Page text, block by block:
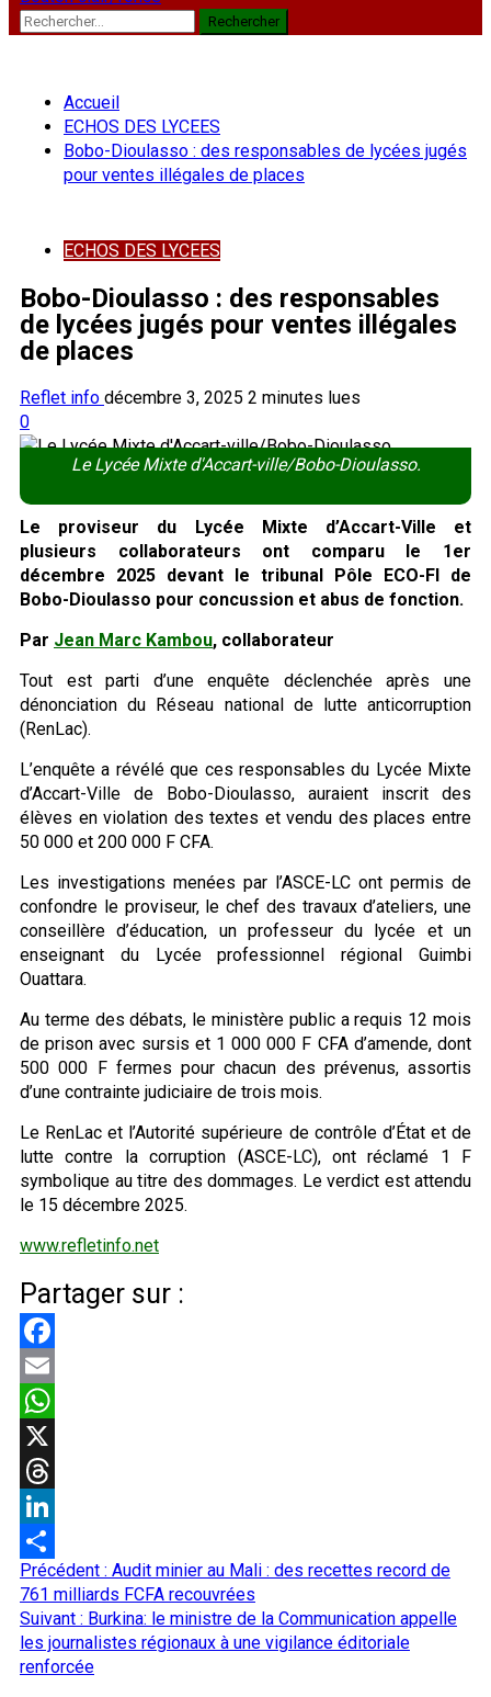
Rechercher :
Accueil
ECHOS DES LYCEES
Bobo-Dioulasso : des responsables de lycées jugés
pour ventes illégales de places
ECHOS DES LYCEES
Bobo-Dioulasso : des responsables
de lycées jugés pour ventes illégales
de places
Reflet info décembre 3, 2025 2 minutes lues
0
Le Lycée Mixte d'Accart-ville/Bobo-Dioulasso.
Le proviseur du Lycée Mixte d’Accart-Ville et
plusieurs collaborateurs ont comparu le 1er
décembre 2025 devant le tribunal Pôle ECO-FI de
Bobo-Dioulasso pour concussion et abus de fonction.
Par Jean Marc Kambou, collaborateur
Tout est parti d’une enquête déclenchée après une
dénonciation du Réseau national de lutte anticorruption
(RenLac).
L’enquête a révélé que ces responsables du Lycée Mixte
d’Accart-Ville de Bobo-Dioulasso, auraient inscrit des
élèves en violation des textes et vendu des places entre
50 000 et 200 000 F CFA.
Les investigations menées par l’ASCE-LC ont permis de
confondre le proviseur, le chef des travaux d’ateliers, une
conseillère d’éducation, un professeur du lycée et un
enseignant du Lycée professionnel régional Guimbi
Ouattara.
Au terme des débats, le ministère public a requis 12 mois
de prison avec sursis et 1 000 000 F CFA d’amende, dont
500 000 F fermes pour chacun des prévenus, assortis
d’une contrainte judiciaire de trois mois.
Le RenLac et l’Autorité supérieure de contrôle d’État et de
lutte contre la corruption (ASCE-LC), ont réclamé 1 F
symbolique au titre des dommages. Le verdict est attendu
le 15 décembre 2025.
www.refletinfo.net
Partager sur :
Facebook
Email
WhatsApp
X
Threads
LinkedIn
Partager
Navigation
d’article
Précédent : Audit minier au Mali : des recettes record de
761 milliards FCFA recouvrées
Suivant : Burkina: le ministre de la Communication appelle
les journalistes régionaux à une vigilance éditoriale
renforcée